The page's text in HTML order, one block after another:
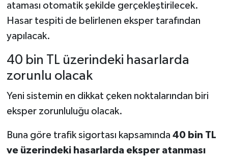
ataması otomatik şekilde gerçekleştirilecek.
Hasar tespiti de belirlenen eksper tarafından
yapılacak.
40 bin TL üzerindeki hasarlarda
zorunlu olacak
Yeni sistemin en dikkat çeken noktalarından biri
eksper zorunluluğu olacak.
Buna göre trafik sigortası kapsamında 40 bin TL
ve üzerindeki hasarlarda eksper atanması